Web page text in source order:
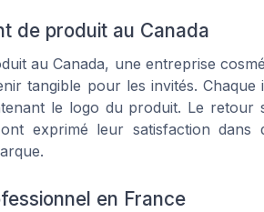
de produit au Canada
au Canada, une entreprise
tangible pour les invités.
le logo du produit. Le retour
exprimé leur satisfaction dans
en France